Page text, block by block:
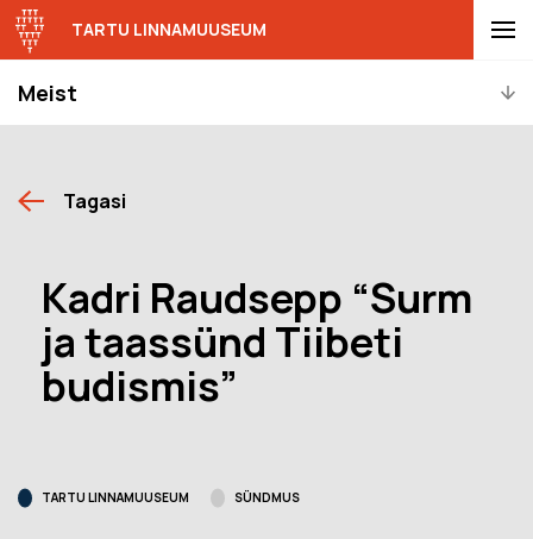
Meist
TARTU LINNAMUUSEUM
Tagasi
Kadri Raudsepp “Surm
ja taassünd Tiibeti
budismis”
TARTU LINNAMUUSEUM SÜNDMUS